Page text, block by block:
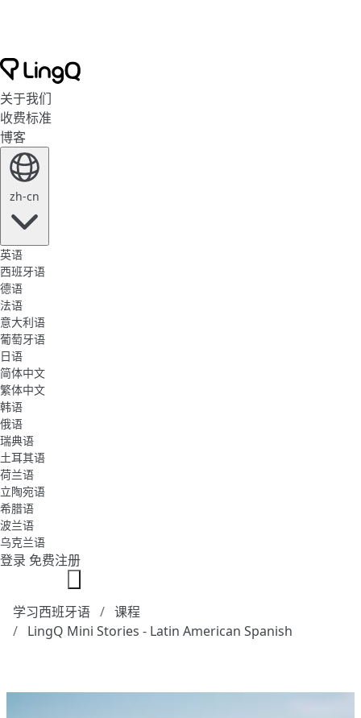
关于我们
收费标准
博客
zh-cn
英语
西班牙语
德语
法语
意大利语
葡萄牙语
日语
简体中文
繁体中文
韩语
俄语
瑞典语
土耳其语
荷兰语
立陶宛语
希腊语
波兰语
乌克兰语
登录 免费注册
学习西班牙语
课程
LingQ Mini Stories - Latin American Spanish